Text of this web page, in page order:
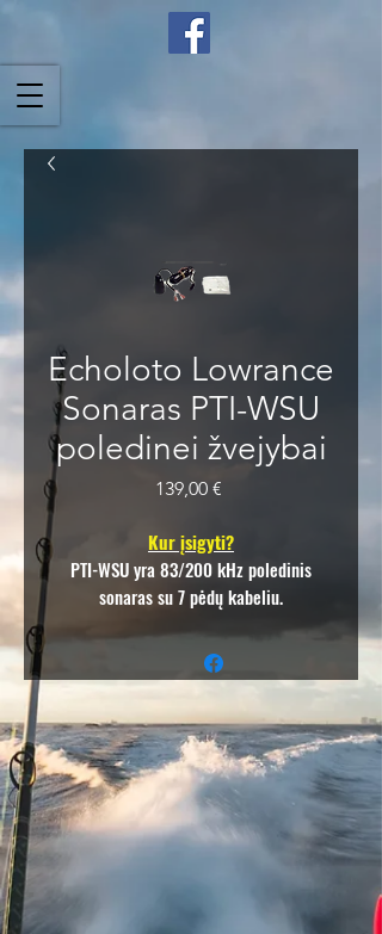
Echoloto Lowrance
Sonaras PTI-WSU
poledinei žvejybai
139,00 €Price
Kur įsigyti?
PTI-WSU yra 83/200 kHz poledinis
sonaras su 7 pėdų kabeliu.
83 kHz su 52 ° spindulio pločiu
Iki 1000 pėdų (300 metrų)
diapazonas 83 kHz dažniu